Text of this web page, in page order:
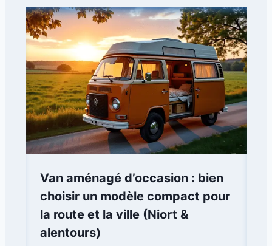
Van aménagé d’occasion : bien
choisir un modèle compact pour
la route et la ville (Niort &
alentours)